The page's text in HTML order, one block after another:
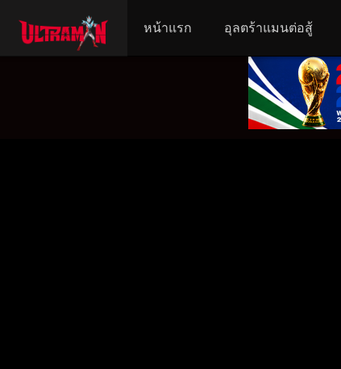
หน้าแรก อุลตร้าแมนต่อสู้